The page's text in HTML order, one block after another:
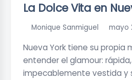
La Dolce Vita en
Monique Sanmiguel mayo
Nueva York tiene su propia
entender el glamour:
impecablemente vestida y